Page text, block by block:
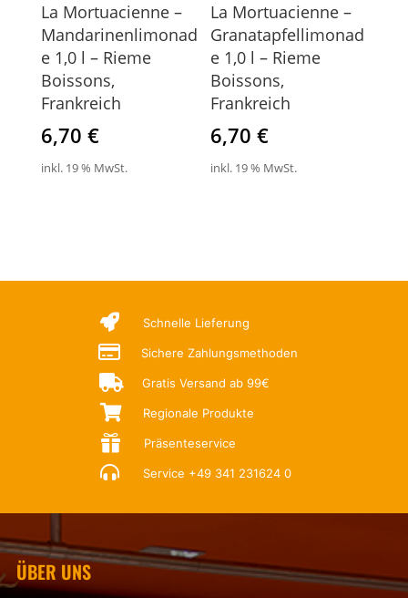
La Mortuacienne –
Mandarinenlimonad
e 1,0 l – Rieme
Boissons,
Frankreich
6,70 €
inkl. 19 % MwSt.
La Mortuacienne –
Granatapfellimonad
e 1,0 l – Rieme
Boissons,
Frankreich
6,70€
inkl. 19 % MwSt.
 Schnelle Lieferung
 Sichere Zahlungsmethoden
 Gratis Versand ab 99€
 Regionale Produkte
 Präsenteservice
 Service +49 341 231624 0
ÜBER UNS